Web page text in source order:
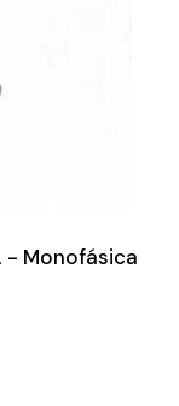
- Monofásica